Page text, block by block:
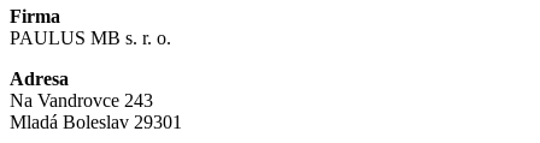
Firma
PAULUS MB s. r. o.
Adresa
Na Vandrovce 243
Mladá Boleslav 29301